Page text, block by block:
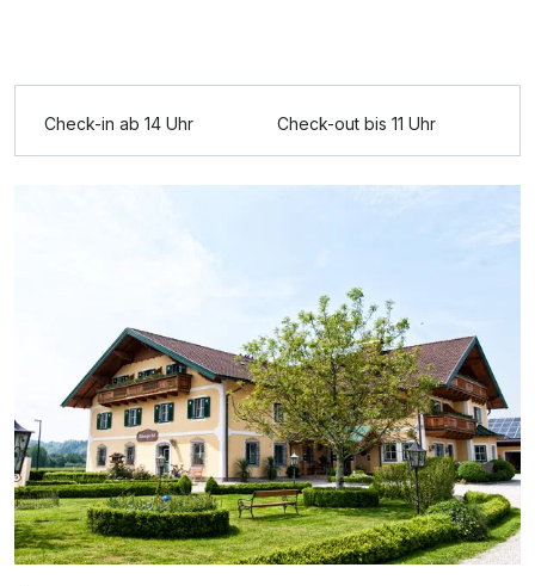
145,00 €
Doppelzimmer Superior
2 Erwachsene und 2 Kinder
Check-in ab 14 Uhr Check-out bis 11 Uhr